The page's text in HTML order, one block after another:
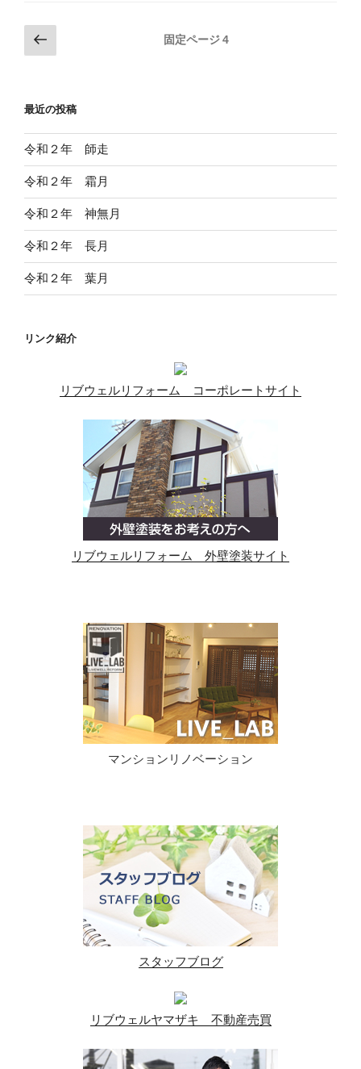
投
稿
ペ
ジ
送
り
前
の
ジ
固定ページ4
最近の投稿
令和２年 師走
令和２年 霜月
令和２年 神無月
令和２年 長月
令和２年 葉月
リンク紹介
リブウェルリフォーム コーポレートサイト
リブウェルリフォーム 外壁塗装サイト
マンションリノベーション
スタッフブログ
リブウェルヤマザキ 不動産売買